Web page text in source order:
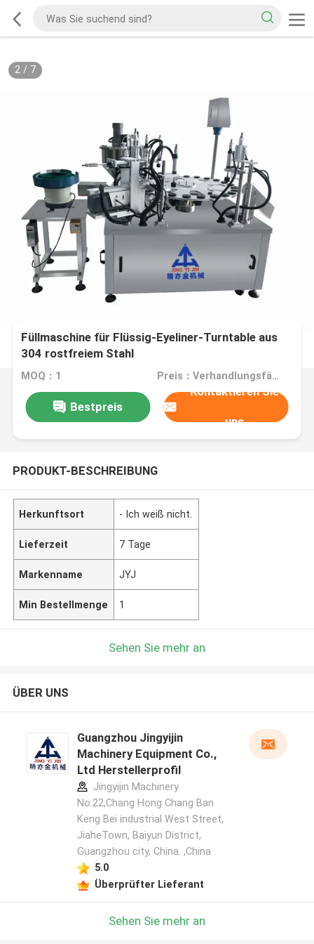
2/ 7
Füllmaschine für Flüssig-Eyeliner-Turntable aus
304 rostfreiem Stahl
MOQ：1 Preis：Verhandlungsfähig
Bestpreis
Kontaktieren Sie
uns
PRODUKT-BESCHREIBUNG
Herkunftsort - Ich weiß nicht.
Lieferzeit 7 Tage
Markenname JYJ
Min Bestellmenge 1
Sehen Sie mehr an
ÜBER UNS
Guangzhou Jingyijin
Machinery Equipment Co.,
Ltd Herstellerprofil
Jingyijin Machinery
No.22,Chang Hong Chang Ban
Keng Bei industrial West Street,
JiaheTown, Baiyun District,
Guangzhou city, China. ,China
5.0
Überprüfter Lieferant
Sehen Sie mehr an